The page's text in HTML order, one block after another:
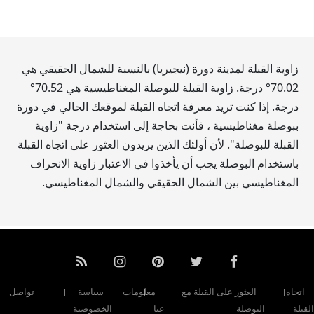
زاوية القبلة لمدينة دورة (نيجيريا) بالنسبة للشمال الحقيقي هي
70.02° درجة. زاوية القبلة للبوصلة المغناطيسية هي70.52
°
درجة. إذا كنت تريد معرفة اتجاه القبلة لموقعك الحالي في دورة
ببوصلة مغناطيسية ، فأنت بحاجة إلى استخدام درجة "زاوية
القبلة للبوصلة". لأن أولئك الذين يريدون العثور على اتجاه القبلة
باستخدام البوصلة يجب أن يأخذوا في الاعتبار زاوية الانحراف
المغناطيسي بين الشمال الحقيقي والشمال المغناطيسي.
اتجاه
القبلة
العثور على القبلة مع
البوصلة
معلومات
عنا
سياسة
الخصوصية
تواصل